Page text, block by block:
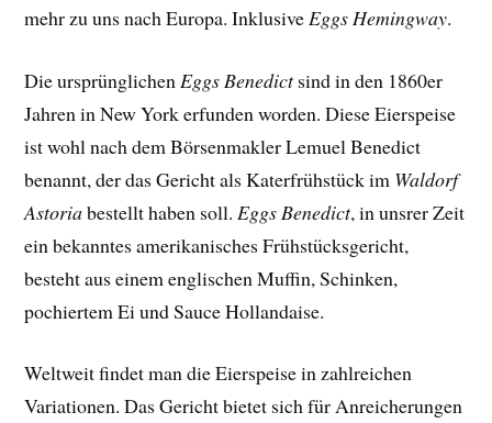
mehr zu uns nach Europa. InklusiveEggs Hemingway.
Die ursprünglichen Eggs Benedictsind in den 1860er
Jahren in New York erfunden worden. Diese Eierspeise
ist wohl nach dem Börsenmakler Lemuel Benedict
benannt, der das Gericht als Katerfrühstück im Waldorf
Astoriabestellt haben soll. Eggs Benedict, in unsrer Zeit
ein bekanntes amerikanisches Frühstücksgericht,
besteht aus einem englischen Muffin, Schinken,
pochiertem Ei und Sauce Hollandaise.
Weltweit findet man die Eierspeise in zahlreichen
Variationen. Das Gericht bietet sich für Anreicherungen